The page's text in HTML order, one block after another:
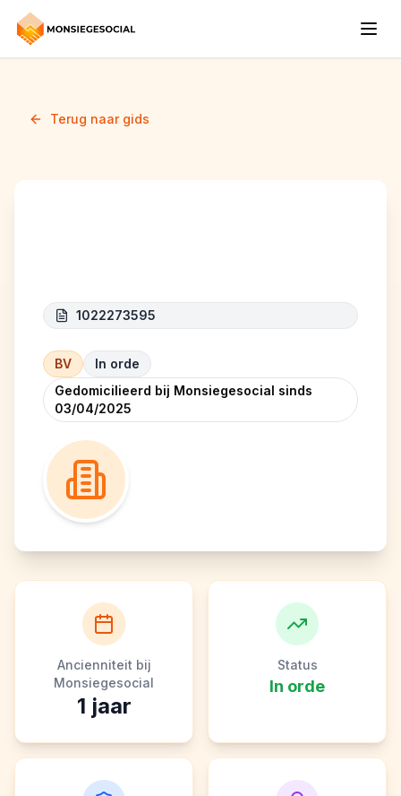
Terug naar gids
1022273595
BV
In orde
Gedomicilieerd bij Monsiegesocial sinds
03/04/2025
Ancienniteit bij
Monsiegesocial
1 jaar
Status
In orde